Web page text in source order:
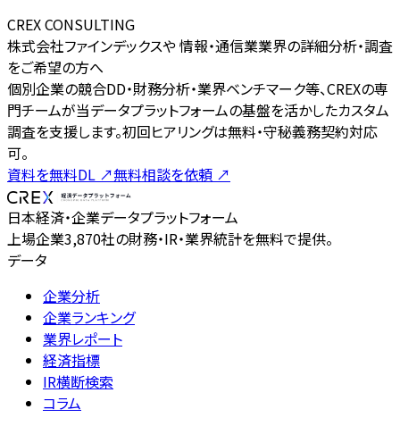
CREX CONSULTING
株式会社ファインデックスや 情報・通信業業界の詳細分析・調査
をご希望の方へ
個別企業の競合DD・財務分析・業界ベンチマーク等、CREXの専
門チームが当データプラットフォームの基盤を活かしたカスタム
調査を支援します。初回ヒアリングは無料・守秘義務契約対応
可。
資料を無料DL ↗無料相談を依頼 ↗
日本経済・企業データプラットフォーム
上場企業3,870社の財務・IR・業界統計を無料で提供。
データ
企業分析
企業ランキング
業界レポート
経済指標
IR横断検索
コラム